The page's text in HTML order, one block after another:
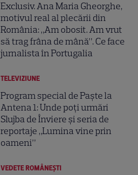
Exclusiv. Ana Maria Gheorghe,
motivul real al plecării din
România: „Am obosit. Am vrut
să trag frâna de mână”. Ce face
jurnalista în Portugalia
TELEVIZIUNE
Program special de Paște la
Antena 1: Unde poți urmări
Slujba de Înviere și seria de
reportaje „Lumina vine prin
oameni”
VEDETE ROMÂNEŞTI